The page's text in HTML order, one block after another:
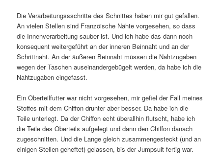
Die Verarbeitungssschritte des Schnittes haben mir gut gefallen.
An vielen Stellen sind Franzöische Nähte vorgesehen, so dass
die Innenverarbeitung sauber ist. Und ich habe das dann noch
konsequent weitergeführt an der inneren Beinnaht und an der
Schrittnaht. An der äußeren Beinnaht müssen die Nahtzugaben
wegen der Taschen auseinandergebügelt werden, da habe ich die
Nahtzugaben eingefasst.
Ein Oberteilfutter war nicht vorgesehen, mir gefiel der Fall meines
Stoffes mit dem Chiffon drunter aber besser. Da habe ich die
Teile unterlegt. Da der Chiffon echt überallhin flutscht, habe ich
die Teile des Oberteils aufgelegt und dann den Chiffon danach
zugeschnitten. Und die Lange gleich zusammengesteckt (und an
einigen Stellen geheftet) gelassen, bis der Jumpsuit fertig war.